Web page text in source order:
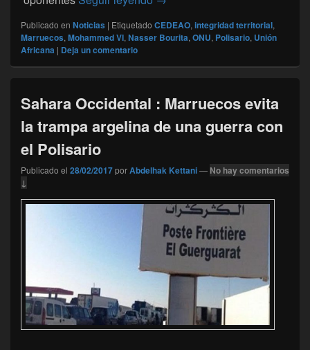
Publicado en Noticias | Etiquetado CEDEAO, integridad territorial,
Marruecos, Mohammed VI, Nasser Bourita, ONU, Polisario, Unión
Africana | Deja un comentario
Sahara Occidental : Marruecos evita
la trampa argelina de una guerra con
el Polisario
Publicado el 28/02/2017porAbdelhak Kettani— No hay comentarios
↓